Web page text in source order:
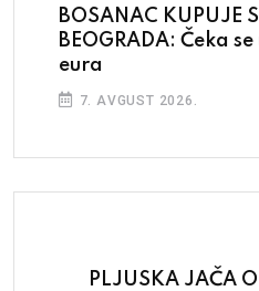
BOSANAC KUPUJE
BEOGRADA: Čeka
eura
7. AVGUST 2026.
PLJUSKA JAČA